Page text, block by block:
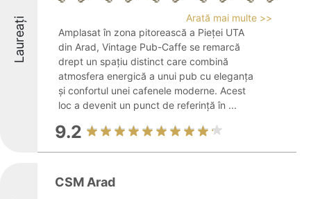
Laureați
Arată mai multe >>
Amplasat în zona pitorească a Pieței UTA
din Arad, Vintage Pub-Caffe se remarcă
drept un spațiu distinct care combină
atmosfera energică a unui pub cu eleganța
și confortul unei cafenele moderne. Acest
loc a devenit un punct de referință în ...
9.2
CSM Arad